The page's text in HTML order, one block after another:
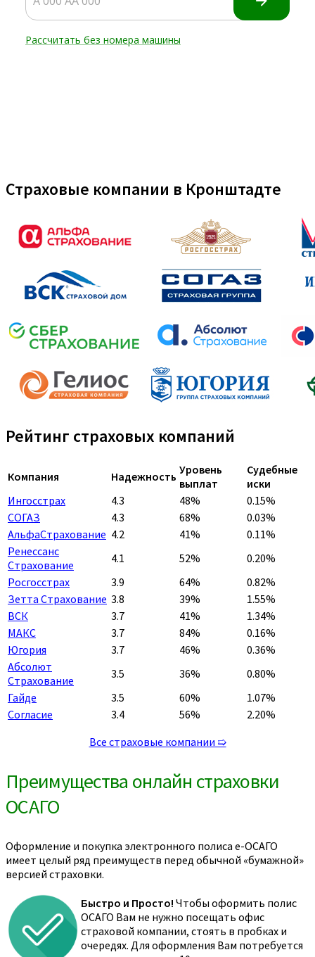
Страховые компании в Кронштадте
Рейтинг страховых компаний
Компания Надежность Уровень
выплат
Судебные
иски
Ингосстрах
4.3 48%
0.15%
СОГАЗ
4.3 68%
0.03%
АльфаСтрахование 4.2 41%
0.11%
Ренессанс
Страхование
4.1 52%
0.20%
Росгосстрах
3.9 64%
0.82%
Зетта Страхование 3.8 39%
1.55%
ВСК
3.7 41%
1.34%
МАКС
3.7 84%
0.16%
Югория
3.7 46%
0.36%
Абсолют
Страхование
3.5 36%
0.80%
Гайде
3.5 60%
1.07%
Согласие
3.4 56%
2.20%
Все страховые компании ➯
Преимущества онлайн страховки
ОСАГО
Оформление и покупка электронного полиса е-ОСАГО
имеет целый ряд преимуществ перед обычной «бумажной»
версией страховки.
Быстро и Просто! Чтобы оформить полис
ОСАГО Вам не нужно посещать офис
страховой компании, стоять в пробках и
очередях. Для оформления Вам потребуется